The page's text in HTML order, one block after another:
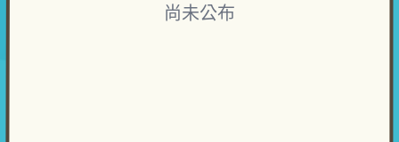
尚未公布